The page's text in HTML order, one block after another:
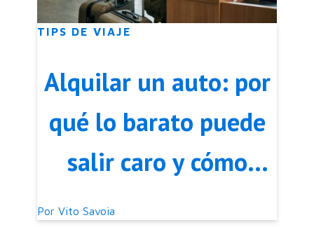
TIPS DE VIAJE
Alquilar un auto: por
qué lo barato puede
salir caro y cómo
evitar malos
Por Vito Savoia